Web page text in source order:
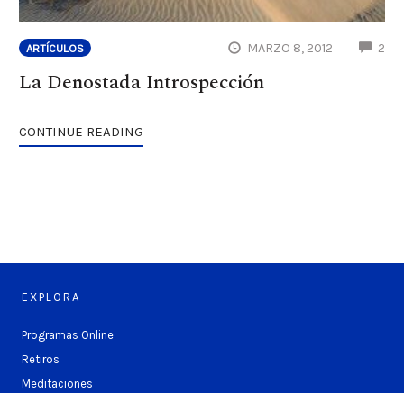
ARTÍCULOS MARZO 8, 2012 2
La Denostada Introspección
CONTINUE READING
EXPLORA
Programas Online
Retiros
Meditaciones